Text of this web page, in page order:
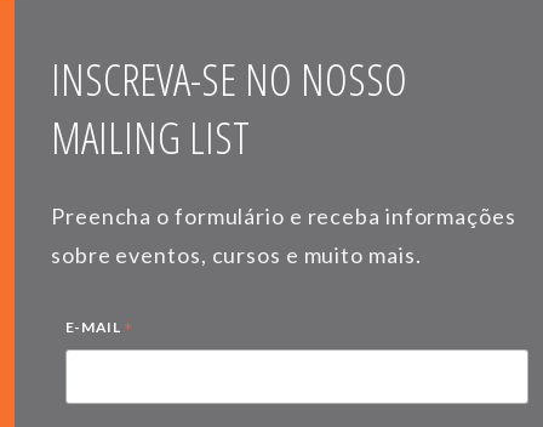
INSCREVA-SE NO NOSSO
MAILING LIST
Preencha o formulário e receba informações
sobre eventos, cursos e muito mais.
E-MAIL *